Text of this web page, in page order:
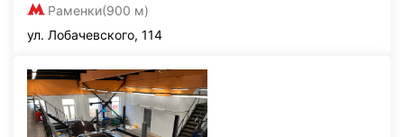
Раменки(900 м)
ул. Лобачевского, 114